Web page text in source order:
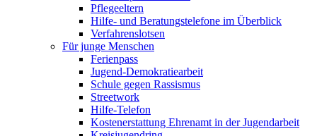
Pflegeeltern
Hilfe- und Beratungstelefone im Überblick
Verfahrenslotsen
Für junge Menschen
Ferienpass
Jugend-Demokratiearbeit
Schule gegen Rassismus
Streetwork
Hilfe-Telefon
Kostenerstattung Ehrenamt in der Jugendarbeit